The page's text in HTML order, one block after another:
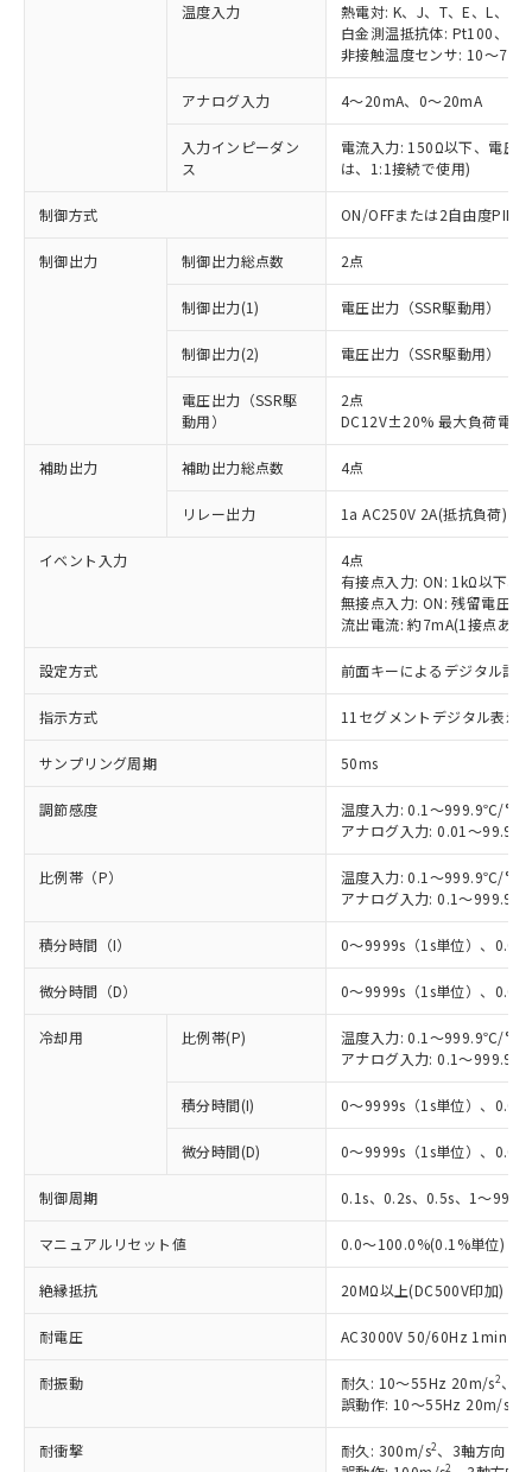
温度入力
熱電対: K、J、T、E、L、U
白金測温抵抗体: Pt100、
非接触温度センサ: 10～
アナログ入力 4～20mA、0～20mA
入力インピーダン
ス
電流入力: 150Ω以下、電圧
は、1:1接続で使用)
制御方式 ON/OFFまたは2自由度PID
制御出力 制御出力総点数 2点
制御出力(1) 電圧出力（SSR駆動用）
制御出力(2) 電圧出力（SSR駆動用）
電圧出力（SSR駆
動用）
2点
DC12V±20% 最大負荷電流
補助出力 補助出力総点数 4点
リレー出力 1a AC250V 2A(抵抗負荷)
イベント入力
4点
有接点入力: ON: 1kΩ以下、
無接点入力: ON: 残留電圧
流出電流: 約7mA(1接点あた
設定方式 前面キーによるデジタル設定
指示方式 11セグメントデジタル表示
サンプリング周期 50ms
調節感度
温度入力: 0.1～999.9℃/°F
アナログ入力: 0.01～
比例帯（P）
温度入力: 0.1～999.9℃/°F
アナログ入力: 0.1～
積分時間（I） 0～9999s（1s単位）、0.0
微分時間（D） 0～9999s（1s単位）、0.0
冷却用 比例帯(P)
温度入力: 0.1～999.9℃/°F
アナログ入力: 0.1～
積分時間(I) 0～9999s（1s単位）、0.0
微分時間(D) 0～9999s（1s単位）、0.0
制御周期 0.1s、0.2s、0.5s、1～99s
マニュアルリセット値 0.0～100.0%(0.1%単位)
絶縁抵抗 20MΩ以上(DC500V印加)
耐電圧 AC3000V 50/60Hz 1min (
耐振動 耐久: 10～55Hz 20m/s2、3
誤動作: 10～55Hz 20m/s
耐衝撃 耐久: 300m/s2、3軸方向 各
2
対応済み：EU RoHS指令（10物質）の
非含有に対応した製品が提供可能な商品で